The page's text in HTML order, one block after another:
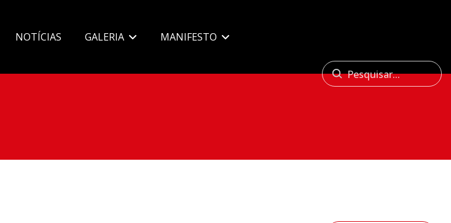
NOTÍCIAS GALERIA MANIFESTO